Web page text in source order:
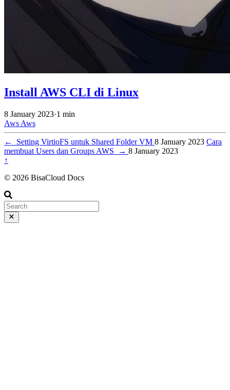
Install AWS CLI di Linux
8 January 2023·1 min
Aws Aws
← Setting VirtioFS untuk Shared Folder VM 8 January 2023 Cara
membuat Users dan Groups AWS
→ 8 January 2023
↑
© 2026 BisaCloud Docs